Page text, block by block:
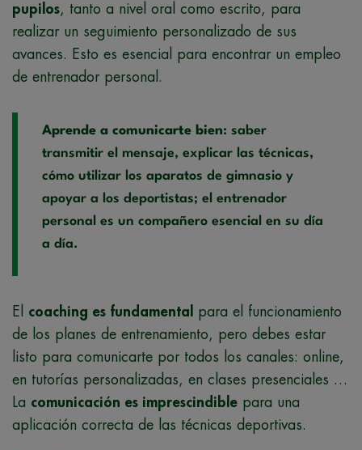
pupilos, tanto a nivel oral como escrito, para
realizar un seguimiento personalizado de sus
avances. Esto es esencial para encontrar un empleo
de entrenador personal.
Aprende a comunicarte bien: saber
transmitir el mensaje, explicar las técnicas,
cómo utilizar los aparatos de gimnasio y
apoyar a los deportistas; el entrenador
personal es un compañero esencial en su día
a día.
El coaching es fundamental
para el funcionamiento
de los planes de entrenamiento, pero debes estar
listo para comunicarte por todos los canales: online,
en tutorías personalizadas, en clases presenciales …
La comunicación es imprescindible para una
aplicación correcta de las técnicas deportivas.